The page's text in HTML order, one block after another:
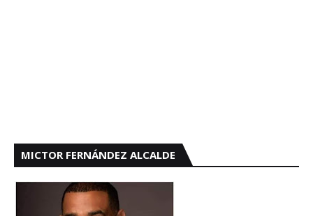
MICTOR FERNÁNDEZ ALCALDE